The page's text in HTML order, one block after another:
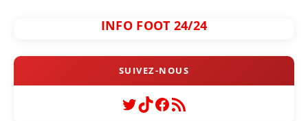
INFO FOOT 24/24
Twitter
TikTok
Facebook
Flux RSS